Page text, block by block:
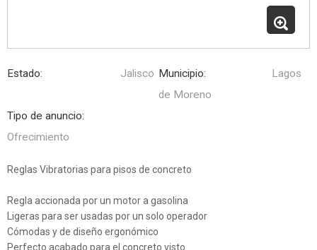
Estado: Jalisco Municipio:
Lagos
de Moreno
Tipo de anuncio:
Ofrecimiento
Reglas Vibratorias para pisos de concreto
Regla accionada por un motor a gasolina
Ligeras para ser usadas por un solo operador
Cómodas y de diseño ergonómico
Perfecto acabado para el concreto visto